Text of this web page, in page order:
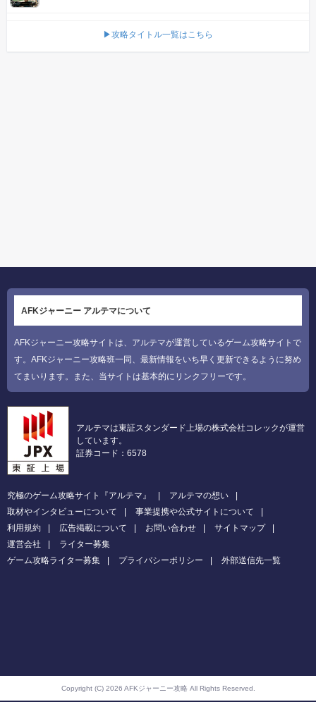
▶攻略タイトル一覧はこちら
AFKジャーニー アルテマについて
AFKジャーニー攻略サイトは、アルテマが運営しているゲーム攻略サイトで
す。AFKジャーニー攻略班一同、最新情報をいち早く更新できるように努め
てまいります。また、当サイトは基本的にリンクフリーです。
アルテマは東証スタンダード上場の株式会社コレックが運営
しています。
証券コード：6578
究極のゲーム攻略サイト『アルテマ』
アルテマの想い
取材やインタビューについて
事業提携や公式サイトについて
利用規約
広告掲載について お問い合わせ
サイトマップ
運営会社
ライター募集
ゲーム攻略ライター募集
プライバシーポリシー 外部送信先一覧
Copyright (C) 2026 AFKジャーニー攻略 All Rights Reserved.